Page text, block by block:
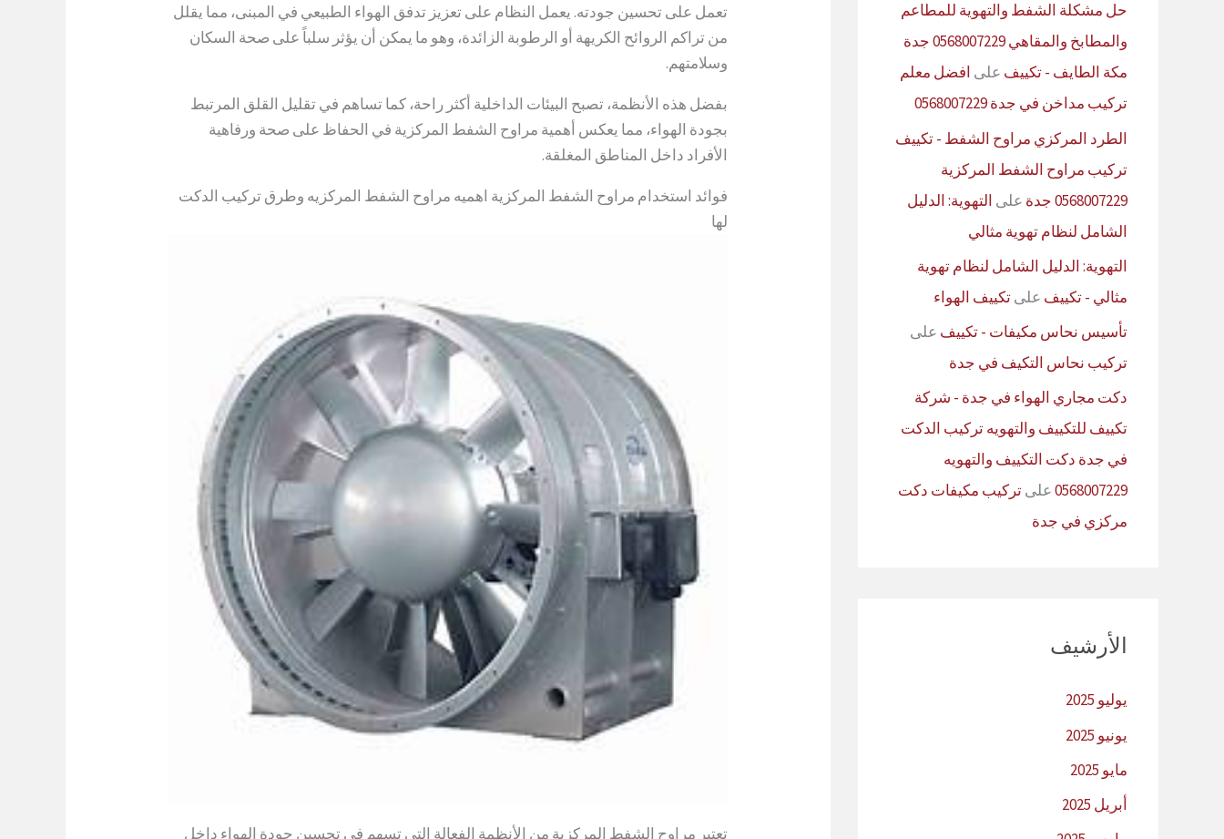
حل مشكلة الشفط والتهوية للمطاعم
والمطابخ والمقاهي 0568007229 جدة
مكة الطايف - تكييف على افضل معلم
تركيب مداخن في جدة 0568007229
الطرد المركزي مراوح الشفط - تكييف
تركيب مراوح الشفط المركزية
0568007229 جدة
على التهوية: الدليل
الشامل لنظام تهوية مثالي
التهوية: الدليل الشامل لنظام تهوية
مثالي - تكييف علىتكييف الهواء
تأسيس نحاس مكيفات - تكييف على
تركيب نحاس التكيف في جدة
دكت مجاري الهواء في جدة - شركة
تكييف للتكييف والتهويه تركيب الدكت
في جدة دكت التكييف والتهويه
0568007229علىتركيب مكيفات دكت
مركزي في جدة
الأرشيف
يوليو 2025
يونيو 2025
مايو 2025
أبريل 2025
تعمل على تحسين جودته. يعمل النظام على تعزيز تدفق الهواء الطبيعي في المبنى، مما يقلل
من تراكم الروائح الكريهة أو الرطوبة الزائدة، وهو ما يمكن أن يؤثر سلباً على صحة السكان
وسلامتهم.
بفضل هذه الأنظمة، تصبح البيئات الداخلية أكثر راحة، كما تساهم في تقليل القلق المرتبط
بجودة الهواء، مما يعكس أهمية مراوح الشفط المركزية في الحفاظ على صحة ورفاهية
الأفراد داخل المناطق المغلقة.
فوائد استخدام مراوح الشفط المركزية اهميه مراوح الشفط المركزيه وطرق تركيب الدكت
لها
تعتبر مراوح الشفط المركزية من الأنظمة الفعالة التي تسهم في تحسين جودة الهواء داخل